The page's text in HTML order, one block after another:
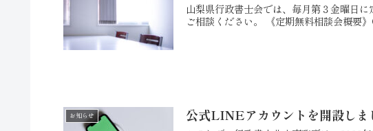
山梨県行政書士会では、毎月第３金曜日
ご相談ください。 《定期無料相談会概要
お知らせ 公式LINEアカウントを開設しま